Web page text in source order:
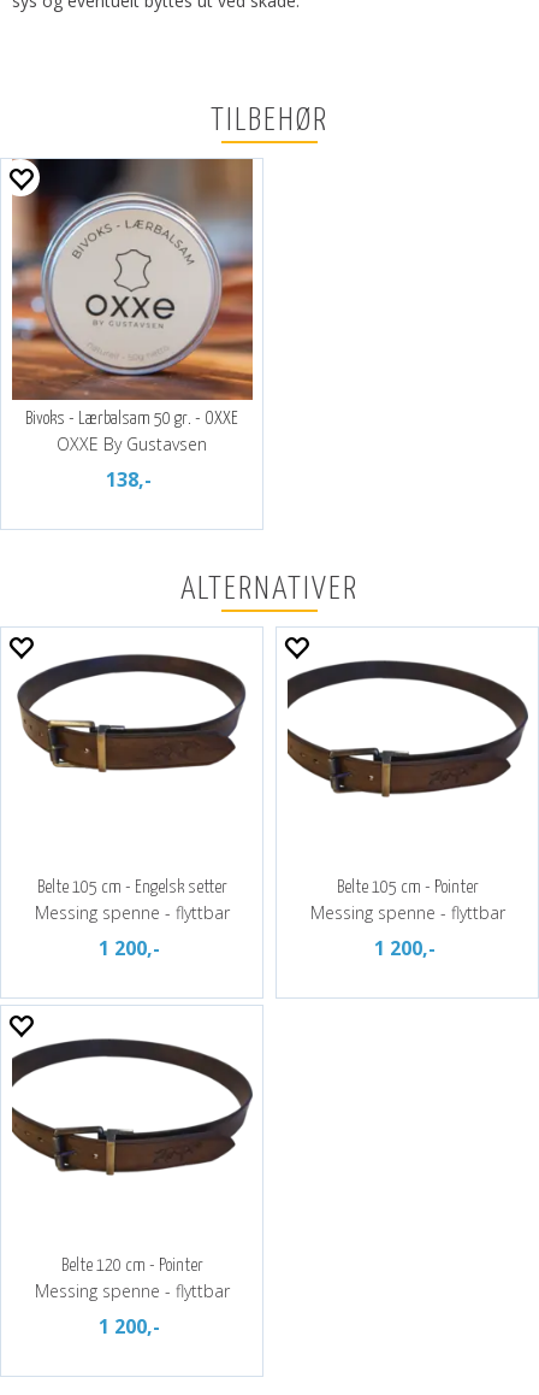
TILBEHØR
Bivoks - Lærbalsam 50 gr. - OXXE
OXXE By Gustavsen
138,-
ALTERNATIVER
Belte 105 cm - Engelsk setter
Messing spenne - flyttbar
1 200,-
Belte 105 cm - Pointer
Messing spenne - flyttbar
1 200,-
Belte 120 cm - Pointer
Messing spenne - flyttbar
1 200,-